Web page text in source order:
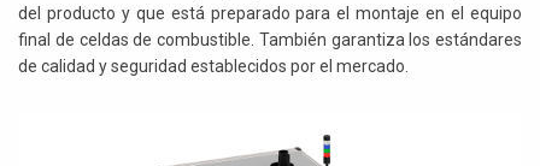
del producto y que está preparado para el montaje en el equipo
final de celdas de combustible. También garantiza los estándares
de calidad y seguridad establecidos por el mercado.